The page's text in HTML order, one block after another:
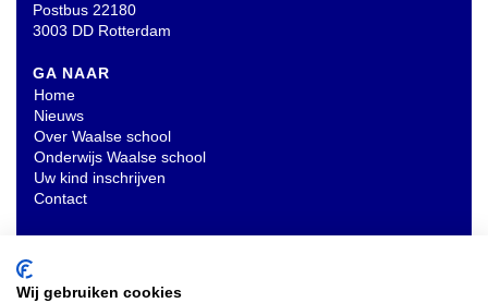
Postbus 22180
3003 DD Rotterdam
GA NAAR
Home
Nieuws
Over Waalse school
Onderwijs Waalse school
Uw kind inschrijven
Contact
Wij gebruiken cookies